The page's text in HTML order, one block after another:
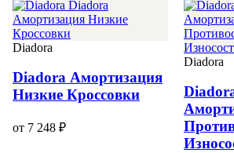
Diadora
Diadora Амортизация
Низкие Кроссовки
от 7 248 ₽
Diadora